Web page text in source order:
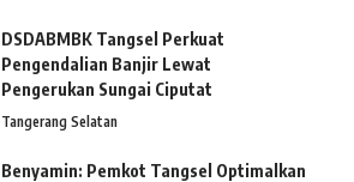
DSDABMBK Tangsel Perkuat
Pengendalian Banjir Lewat
Pengerukan Sungai Ciputat
Tangerang Selatan
Benyamin: Pemkot Tangsel Optimalkan